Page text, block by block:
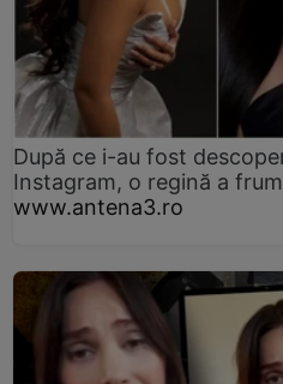
După ce i-au fost
Instagram, o regină a
www.antena3.ro